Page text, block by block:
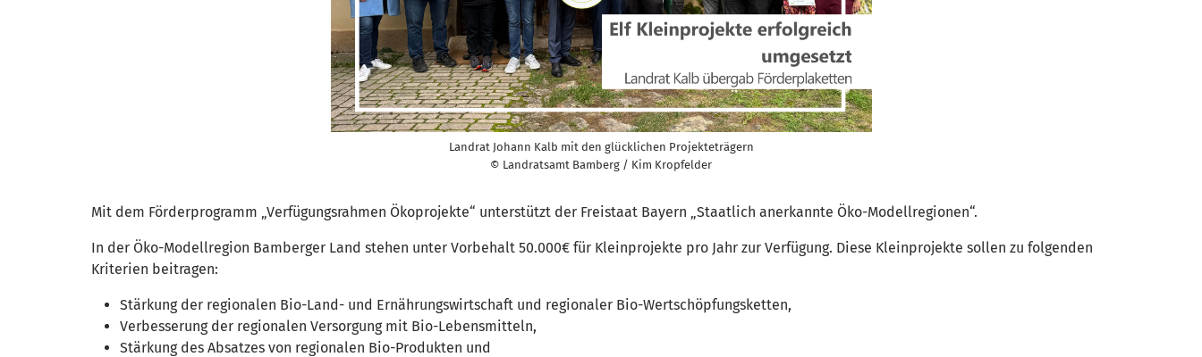
Landrat Johann Kalb mit den glücklichen Projekteträgern
© Landratsamt Bamberg / Kim Kropfelder
Mit dem Förderprogramm „Verfügungsrahmen Ökoprojekte“ unterstützt der Freistaat Bayern „Staatlich anerkannte Öko-Modellregionen“.
In der Öko-Modellregion Bamberger Land stehen unter Vorbehalt 50.000€ für Kleinprojekte pro Jahr zur Verfügung. Diese Kleinprojekte sollen zu folgenden
Kriterien beitragen:
Stärkung der regionalen Bio-Land- und Ernährungswirtschaft und regionaler Bio-Wertschöpfungsketten,
Verbesserung der regionalen Versorgung mit Bio-Lebensmitteln,
Stärkung des Absatzes von regionalen Bio-Produkten und